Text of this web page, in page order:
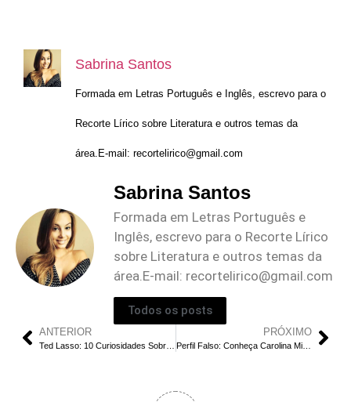
Sabrina Santos
Formada em Letras Português e Inglês, escrevo para o
Recorte Lírico sobre Literatura e outros temas da
área.E-mail: recortelirico@gmail.com
Sabrina Santos
Formada em Letras Português e
Inglês, escrevo para o Recorte Lírico
sobre Literatura e outros temas da
área.E-mail: recortelirico@gmail.com
Todos os posts
ANTERIOR PRÓXIMO
Perfil Falso: Conheça Carolina Miranda, Protagonista Do Sucesso da Netflix